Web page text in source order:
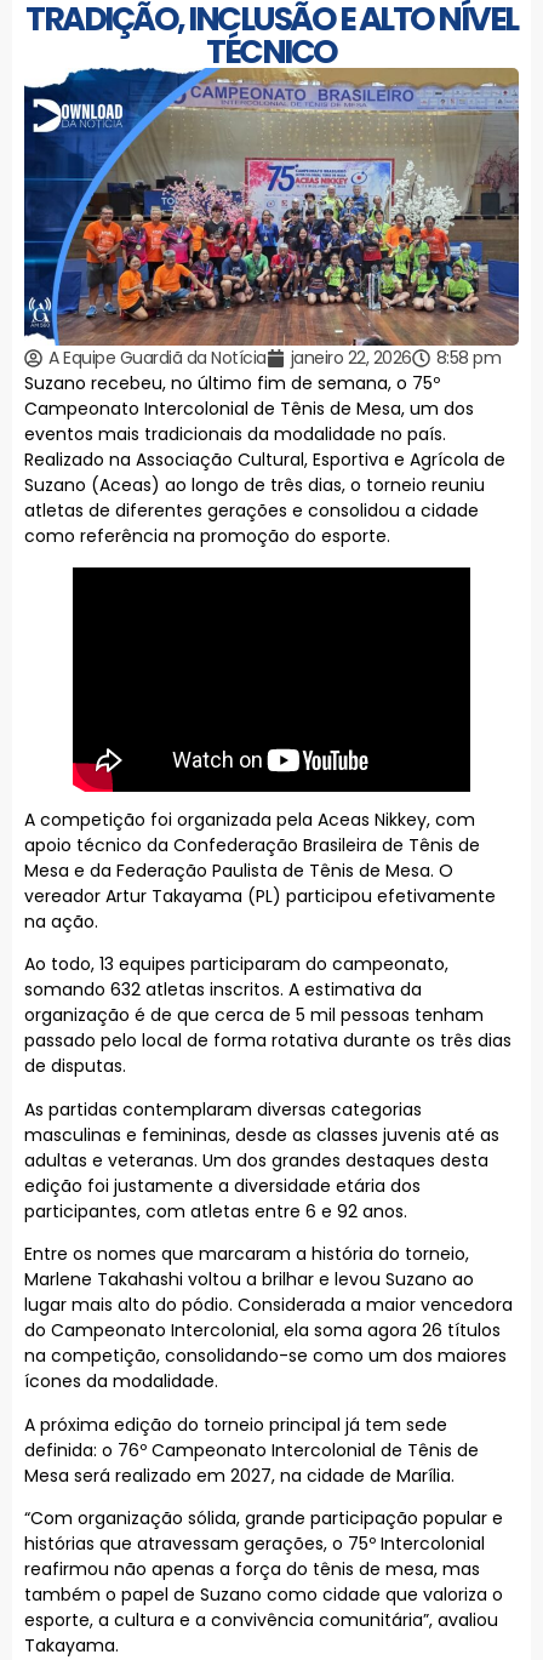
TRADIÇÃO, INCLUSÃO E ALTO NÍVEL
TÉCNICO
A Equipe Guardiã da Notícia janeiro 22, 2026
8:58 pm
Suzano recebeu, no último fim de semana, o 75º
Campeonato Intercolonial de Tênis de Mesa, um dos
eventos mais tradicionais da modalidade no país.
Realizado na Associação Cultural, Esportiva e Agrícola de
Suzano (Aceas) ao longo de três dias, o torneio reuniu
atletas de diferentes gerações e consolidou a cidade
como referência na promoção do esporte.
A competição foi organizada pela Aceas Nikkey, com
apoio técnico da Confederação Brasileira de Tênis de
Mesa e da Federação Paulista de Tênis de Mesa. O
vereador Artur Takayama (PL) participou efetivamente
na ação.
Ao todo, 13 equipes participaram do campeonato,
somando 632 atletas inscritos. A estimativa da
organização é de que cerca de 5 mil pessoas tenham
passado pelo local de forma rotativa durante os três dias
de disputas.
As partidas contemplaram diversas categorias
masculinas e femininas, desde as classes juvenis até as
adultas e veteranas. Um dos grandes destaques desta
edição foi justamente a diversidade etária dos
participantes, com atletas entre 6 e 92 anos.
Entre os nomes que marcaram a história do torneio,
Marlene Takahashi voltou a brilhar e levou Suzano ao
lugar mais alto do pódio. Considerada a maior vencedora
do Campeonato Intercolonial, ela soma agora 26 títulos
na competição, consolidando-se como um dos maiores
ícones da modalidade.
A próxima edição do torneio principal já tem sede
definida: o 76º Campeonato Intercolonial de Tênis de
Mesa será realizado em 2027, na cidade de Marília.
“Com organização sólida, grande participação popular e
histórias que atravessam gerações, o 75º Intercolonial
reafirmou não apenas a força do tênis de mesa, mas
também o papel de Suzano como cidade que valoriza o
esporte, a cultura e a convivência comunitária”, avaliou
Takayama.